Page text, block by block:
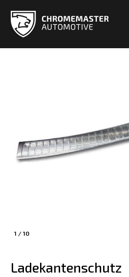
1 /10
Ladekantenschutz